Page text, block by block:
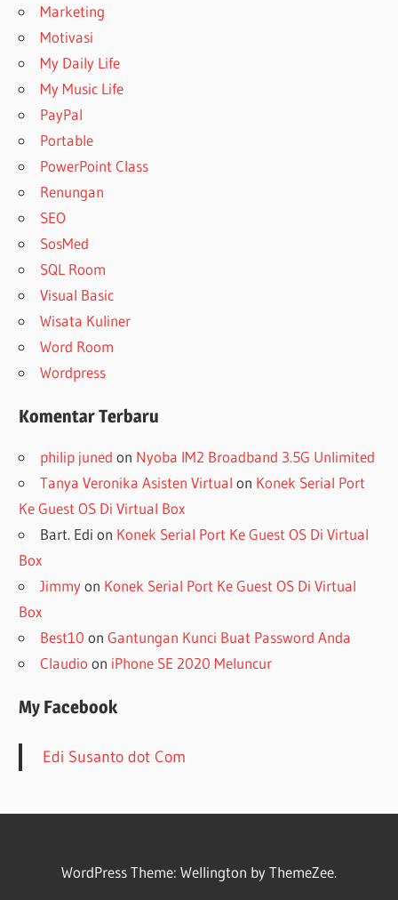
Marketing
Motivasi
My Daily Life
My Music Life
PayPal
Portable
PowerPoint Class
Renungan
SEO
SosMed
SQL Room
Visual Basic
Wisata Kuliner
Word Room
Wordpress
Komentar Terbaru
philip juned on Nyoba IM2 Broadband 3.5G Unlimited
Tanya Veronika Asisten Virtual on Konek Serial Port
Ke Guest OS Di Virtual Box
Bart. Edi on Konek Serial Port Ke Guest OS Di Virtual
Box
Jimmyon Konek Serial Port Ke Guest OS Di Virtual
Box
Best10 onGantungan Kunci Buat Password Anda
Claudio on iPhone SE 2020 Meluncur
My Facebook
Edi Susanto dot Com
WordPress Theme: Wellington by ThemeZee.